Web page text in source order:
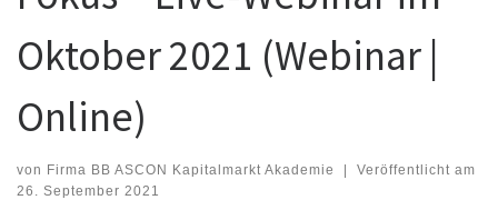
Oktober 2021 (Webinar |
Online)
von Firma BB ASCON Kapitalmarkt Akademie |
Veröffentlicht am
26. September 2021